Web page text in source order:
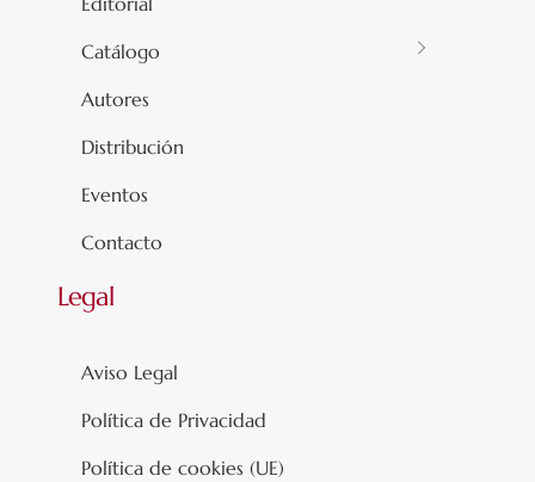
Catálogo
Autores
Distribución
Eventos
Contacto
Legal
Aviso Legal
Política de Privacidad
Política de cookies (UE)